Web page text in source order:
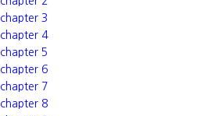
chapter 3
chapter 4
chapter 5
chapter 6
chapter 7
chapter 8